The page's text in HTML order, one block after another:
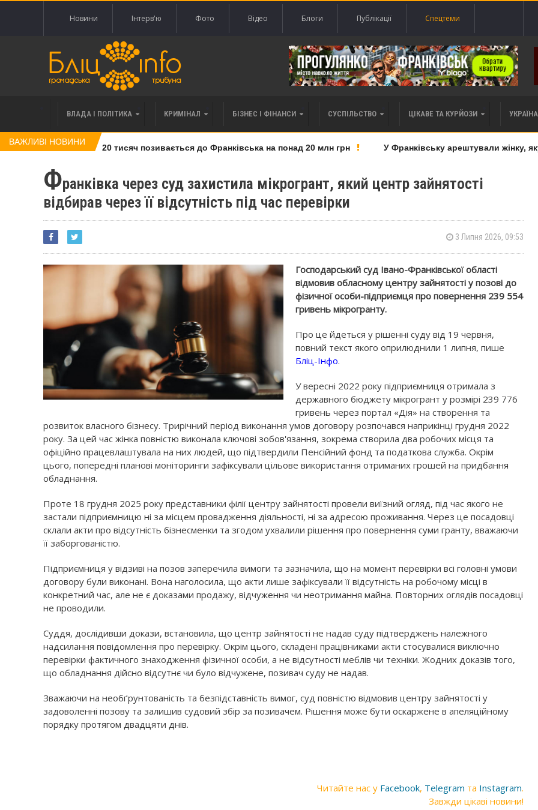
Новини Інтерв'ю Фото Відео Блоги Публікації Спецтеми
ВЛАДА І ПОЛІТИКА КРИМІНАЛ БІЗНЕС І ФІНАНСИ СУСПІЛЬСТВО ЦІКАВЕ ТА КУРЙОЗИ
ВАЖЛИВІ НОВИНИ
права вимоги за 120 тисяч позивається до Франківська на понад 20 млн грн У Франківську арештували жінку, яку
Франківка через суд захистила мікрогрант, який центр зайнятості
відбирав через її відсутність під час перевірки
3 Липня 2026, 09:53
Господарський суд Івано-Франківської області
відмовив обласному центру зайнятості у позові до
фізичної особи-підприємця про повернення 239 554
гривень мікрогранту.
Про це йдеться у рішенні суду від 19 червня,
повний текст якого оприлюднили 1 липня, пише
Бліц-Інфо.
У вересні 2022 року підприємниця отримала з
державного бюджету мікрогрант у розмірі 239 776
гривень через портал «Дія» на створення та
розвиток власного бізнесу. Трирічний період виконання умов договору розпочався наприкінці грудня 2022
року. За цей час жінка повністю виконала ключові зобов'язання, зокрема створила два робочих місця та
офіційно працевлаштувала на них людей, що підтвердили Пенсійний фонд та податкова служба. Окрім
цього, попередні планові моніторинги зафіксували цільове використання отриманих грошей на придбання
обладнання.
Проте 18 грудня 2025 року представники філії центру зайнятості провели виїзний огляд, під час якого не
застали підприємницю ні за місцем провадження діяльності, ні за адресою проживання. Через це посадовці
склали акти про відсутність бізнесменки та згодом ухвалили рішення про повернення суми гранту, вважаючи
її заборгованістю.
Підприємниця у відзиві на позов заперечила вимоги та зазначила, що на момент перевірки всі головні умови
договору були виконані. Вона наголосила, що акти лише зафіксували її відсутність на робочому місці в
конкретний час, але не є доказами продажу, відчуження чи неотримання майна. Повторних оглядів посадовці
не проводили.
Суддя, дослідивши докази, встановила, що центр зайнятості не надав суду підтверджень належного
надсилання повідомлення про перевірку. Окрім цього, складені працівниками акти стосувалися виключно
перевірки фактичного знаходження фізичної особи, а не відсутності меблів чи техніки. Жодних доказів того,
що обладнання дійсно відсутнє чи було відчужене, позивач суду не надав.
Зважаючи на необґрунтованість та безпідставність вимог, суд повністю відмовив центру зайнятості у
задоволенні позову та залишив судовий збір за позивачем. Рішення може бути оскаржене в апеляційному
порядку протягом двадцяти днів.
Читайте нас у Facebook, Telegram та Instagram.
Завжди цікаві новини!